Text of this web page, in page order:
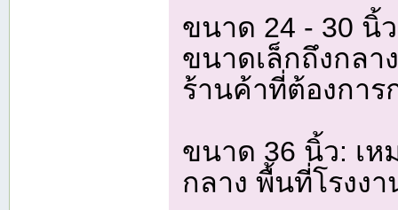
ขนาด 24 - 30 นิ้
ขนาดเล็กถึงกลา
ร้านค้าที่ต้องการ
ขนาด 36 นิ้ว: เห
กลาง พื้นที่โรงง